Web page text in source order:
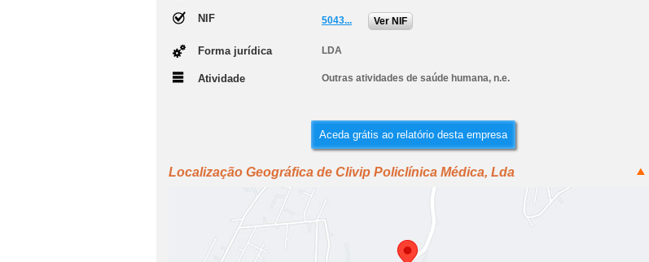
NIF 5043... Ver NIF
Forma jurídica LDA
Atividade Outras atividades de saúde humana, n.e.
Aceda grátis ao relatório desta empresa
Localização Geográfica de Clivip Policlínica Médica, Lda